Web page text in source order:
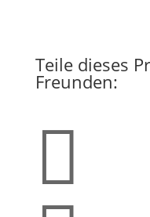
Teile dieses
Freunden:
